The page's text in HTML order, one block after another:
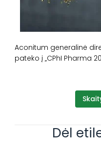
Aconitum generalinė
pateko į „CPhI Pharma
Dėl